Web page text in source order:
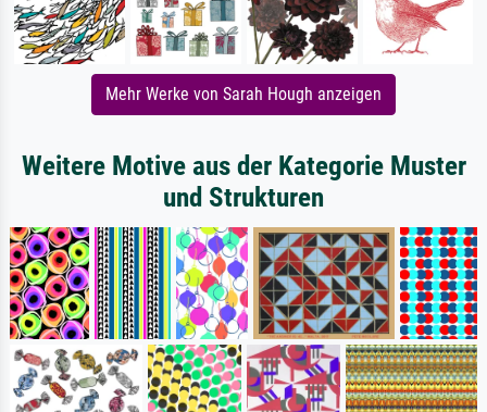
Mehr Werke von Sarah Hough anzeigen
Weitere Motive aus der Kategorie Muster
und Strukturen